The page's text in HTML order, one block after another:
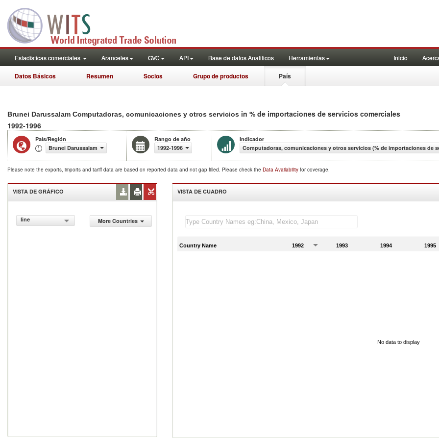
Estadísticas comerciales Aranceles GVC API Base de datos Analiticos Herramientas Inicio
Datos Básicos Resumen Socios Grupo de productos País
Brunei Darussalam Computadoras, comunicaciones y otros servicios in % de importaciones de servicios comerciales
1992-1996
País/Región
Brunei Darussalam
Rango de año
1992-1996
Indicador
Computadoras, comunicaciones y otros servicios (% de importaciones de
Please note the exports, imports and tariff data are based on reported data and not gap filled. Please check the Data Availability for coverage.
VISTA DE GRÁFICO
line More Countries
VISTA DE CUADRO
Country Name 1992 1993 1994 1995
No data to display